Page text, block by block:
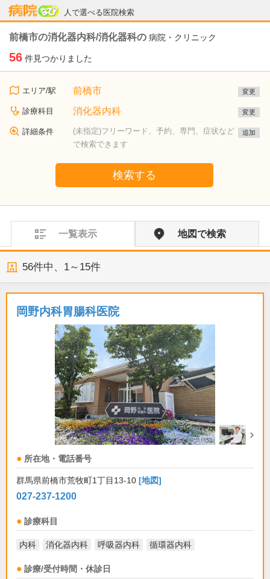
人で選べる医院検索
病院なび
前橋市の消化器内科/消化器科の 病院・クリニック
56 件見つかりました
エリア/駅 前橋市 変更
診療科目 消化器内科 変更
詳細条件
(未指定)フリーワード、予約、専門、症状など
で検索できます
追加
検索する
一覧表示 地図で検索
56件中、 1～15件
岡野内科胃腸科医院
所在地・電話番号
群馬県前橋市荒牧町1丁目13-10 [地図]
027-237-1200
診療科目
内科 消化器内科 呼吸器内科 循環器内科
診療/受付時間・休診日